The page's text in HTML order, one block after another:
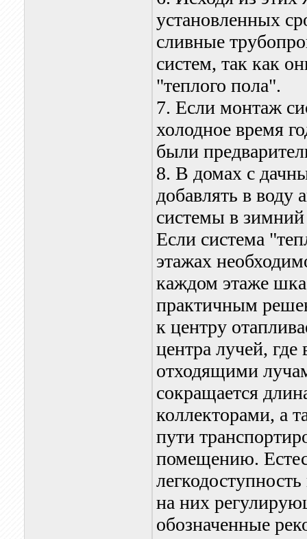
установленных
сливные
систем, так как
"теплого пола".
7. Если монтаж
холодное время
были
8. В домах с
добавлять в воду
системы в
Если система
этажах
каждом этаже
практичным
к центру
центра лучей,
отходящими
сокращается
коллекторами, а
пути
помещению.
на них
обозначенные